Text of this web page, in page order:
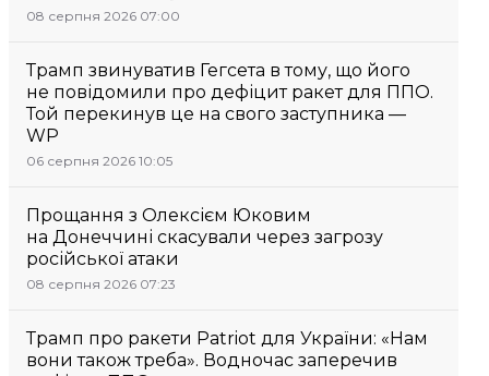
08 серпня 2026 07:00
Трамп звинуватив Гегсета в тому, що його
не повідомили про дефіцит ракет для ППО.
Той перекинув це на свого заступника —
WP
06 серпня 2026 10:05
Прощання з Олексієм Юковим
на Донеччині скасували через загрозу
російської атаки
08 серпня 2026 07:23
Трамп про ракети Patriot для України: «Нам
вони також треба». Водночас заперечив